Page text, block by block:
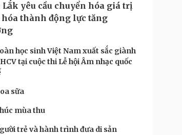
Podcast
Câu chuyện thời sự
Cửa sổ tình yêu
Kể chuyện cho bé
Hạt giống tâm hồn
yêu cầu chuyển hóa giá trị
hóa thành động lực tăng
học sinh Việt Nam xuất sắc giành
tại cuộc thi Lễ hội Âm nhạc quốc
sữa
mùa thu
trẻ và hành trình đưa di sản